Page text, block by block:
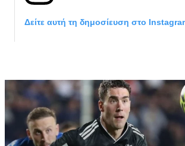
Δείτε αυτή τη δημοσίευση στο